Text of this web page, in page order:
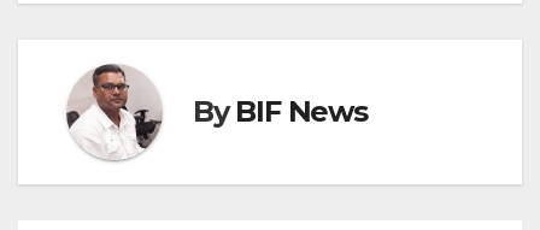
ByBIF News